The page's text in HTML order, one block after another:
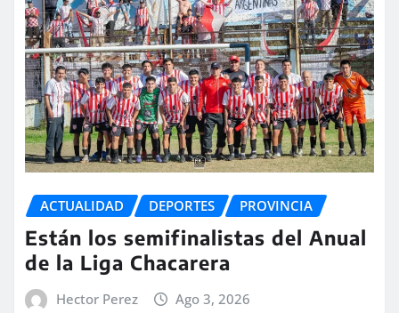
ACTUALIDAD DEPORTES PROVINCIA
Están los semifinalistas del Anual
de la Liga Chacarera
Hector Perez Ago 3, 2026